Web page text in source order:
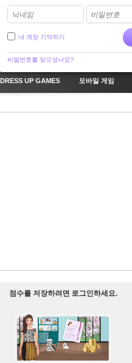
닉네임 비밀번호
내 계정 기억하기
비밀번호를 잊으셨나요?
DRESS UP GAMES 모바일 게임
점수를 저장하려면 로그인하세요.